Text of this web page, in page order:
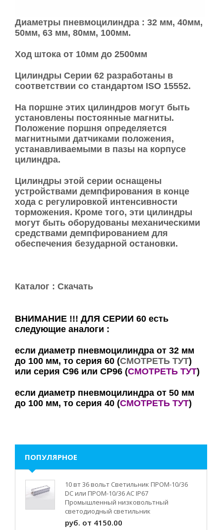
Диаметры пневмоцилиндра : 32 мм, 40мм,
50мм, 63 мм, 80мм, 100мм.
Ход штока от 10мм до 2500мм
Цилиндры Серии 62 разработаны в
соответствии со стандартом ISO 15552.
На поршне этих цилиндров могут быть
установлены постоянные магниты.
Положение поршня определяется
магнитными датчиками положения,
устанавливаемыми в пазы на корпусе
цилиндра.
Цилиндры этой серии оснащены
устройствами демпфирования в конце
хода с регулировкой интенсивности
торможения. Кроме того, эти цилиндры
могут быть оборудованы механическими
средствами демпфированием для
обеспечения безударной остановки.
Каталог : Скачать
ВНИМАНИЕ !!! ДЛЯ СЕРИИ 60 есть
следующие аналоги :
если диаметр пневмоцилиндра от 32 мм
до 100 мм, то серия 60 (СМОТРЕТЬ ТУТ)
или серия С96 или СР96 (СМОТРЕТЬ ТУТ)
если диаметр пневмоцилиндра от 50 мм
до 100 мм, то серия 40 (СМОТРЕТЬ ТУТ)
ПОПУЛЯРНОЕ
10 вт 36 вольт Светильник ПРОМ-10/36
DC или ПРОМ-10/36 AC IP67
Промышленный низковольтный
светодиодный светильник
руб. от 4150.00